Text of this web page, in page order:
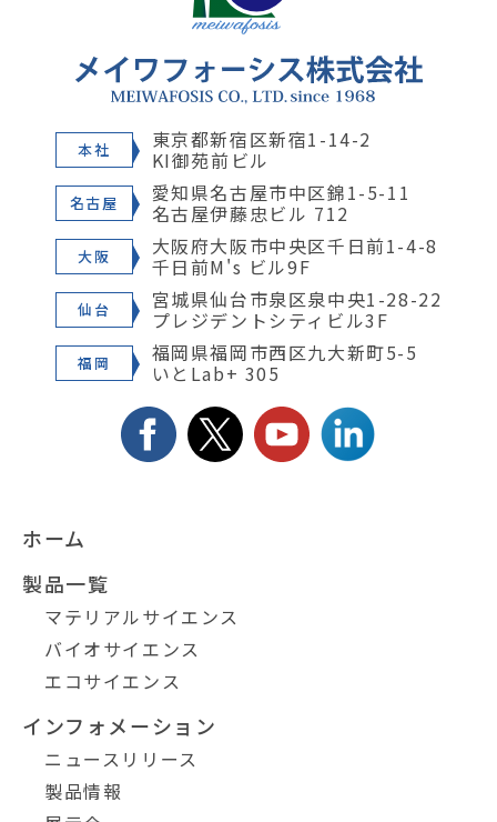
本社 東京都新宿区新宿1-14-2
KI御苑前ビル
名古屋 愛知県名古屋市中区錦1-5-11
名古屋伊藤忠ビル 712
大阪 大阪府大阪市中央区千日前1-4-8
千日前M's ビル9F
仙台 宮城県仙台市泉区泉中央1-28-22
プレジデントシティビル3F
福岡 福岡県福岡市西区九大新町5-5
いとLab+ 305
ホーム
製品一覧
マテリアルサイエンス
バイオサイエンス
エコサイエンス
インフォメーション
ニュースリリース
製品情報